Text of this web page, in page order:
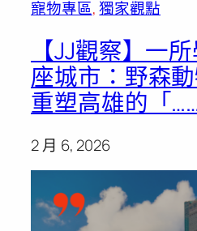
寵物專區, 獨家觀點
【JJ觀察】一
座城市：野森
重塑高雄的「
2 月 6, 2026